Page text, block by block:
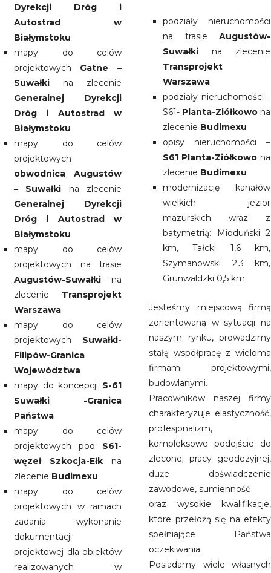
Dyrekcji Dróg i
Autostrad w
Białymstoku
mapy do celów
projektowych Gatne –
Suwałki na zlecenie
Generalnej Dyrekcji
Dróg i Autostrad w
Białymstoku
mapy do celów
projektowych
obwodnica Augustów
– Suwałki na zlecenie
Generalnej Dyrekcji
Dróg i Autostrad w
Białymstoku
mapy do celów
projektowych na trasie
Augustów-Suwałki – na
zlecenie Transprojekt
Warszawa
mapy do celów
projektowych Suwałki-
Filipów-Granica
Województwa
mapy do koncepcji S-61
Suwałki -Granica
Państwa
mapy do celów
projektowych pod S61-
węzeł Szkocja-Ełk na
zlecenie Budimexu
mapy do celów
projektowych w ramach
zadania wykonanie
dokumentacji
projektowej dla obiektów
realizowanych w
podziały nieruchomości
na trasieAugustów-
Suwałki na zlecenie
Transprojekt
Warszawa
podziały nieruchomości -
S61- Planta-Ziółkowo na
zlecenie Budimexu
opisy nieruchomości –
S61 Planta-Ziółkowo na
zlecenie Budimexu
modernizację kanałów
wielkich jezior
mazurskich wraz z
batymetrią: Mioduński 2
km, Tałcki 1,6 km,
Szymanowski 2,3 km,
Grunwaldzki 0,5 km
Jesteśmy miejscową firmą
zorientowaną w sytuacji na
naszym rynku, prowadzimy
stałą współpracę z wieloma
firmami projektowymi,
budowlanymi.
Pracowników naszej firmy
charakteryzuje elastyczność,
profesjonalizm,
kompleksowe podejście do
zleconej pracy geodezyjnej,
duże doświadczenie
zawodowe, sumienność
oraz wysokie kwalifikacje,
które przełożą się na efekty
spełniające Państwa
oczekiwania.
Posiadamy wiele własnych